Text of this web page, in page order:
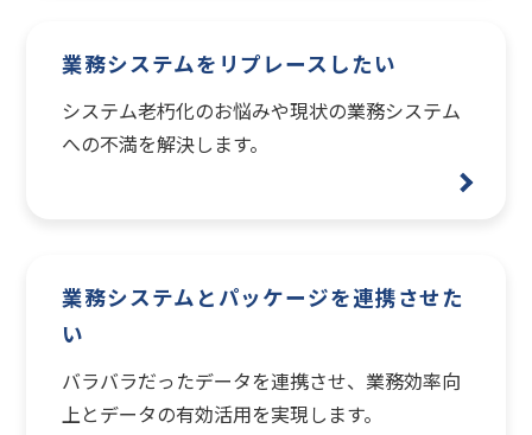
業務システムをリプレースしたい
システム老朽化のお悩みや現状の業務システム
への不満を解決します。
業務システムとパッケージを連携させた
い
バラバラだったデータを連携させ、業務効率向
上とデータの有効活用を実現します。